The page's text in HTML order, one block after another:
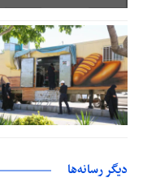
دیگر رسانه‌ها